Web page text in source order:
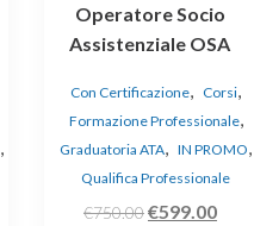
Operatore Socio
Assistenziale OSA
Con Certificazione Corsi
Formazione Professionale,
Graduatoria ATA IN PROMO
Qualifica Professionale
€750.00Il
€599.00Il